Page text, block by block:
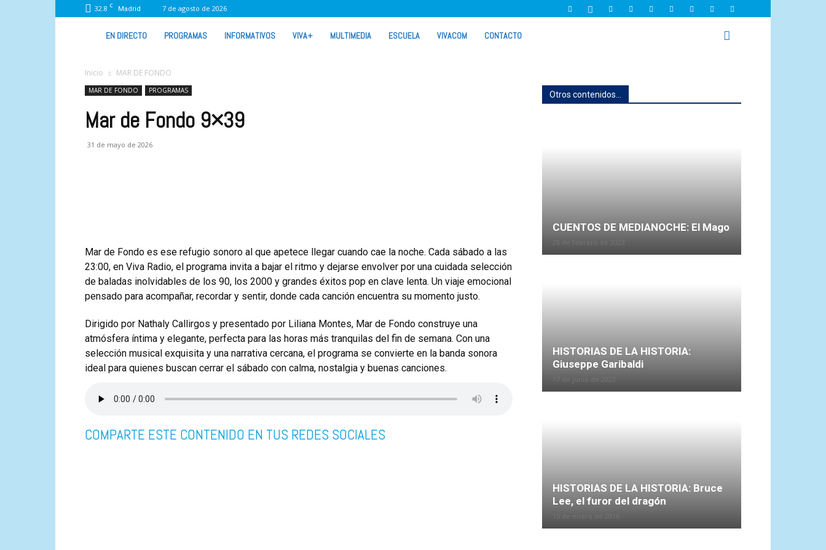
32.8 C Madrid 7 de agosto de 2026
VIVA
RADIO
EN DIRECTO PROGRAMAS INFORMATIVOS VIVA+ MULTIMEDIA ESCUELA VIVACOM CONTACTO
Inicio MAR DE FONDO
MAR DE FONDO PROGRAMAS
Mar de Fondo 9×39
31 de mayo de 2026
Mar de Fondo es ese refugio sonoro al que apetece llegar cuando cae la noche. Cada sábado a las
23:00, en Viva Radio, el programa invita a bajar el ritmo y dejarse envolver por una cuidada selección
de baladas inolvidables de los 90, los 2000 y grandes éxitos pop en clave lenta. Un viaje emocional
pensado para acompañar, recordar y sentir, donde cada canción encuentra su momento justo.
Dirigido por Nathaly Callirgos y presentado por Liliana Montes, Mar de Fondo construye una
atmósfera íntima y elegante, perfecta para las horas más tranquilas del fin de semana. Con una
selección musical exquisita y una narrativa cercana, el programa se convierte en la banda sonora
ideal para quienes buscan cerrar el sábado con calma, nostalgia y buenas canciones.
COMPARTE ESTE CONTENIDO EN TUS REDES SOCIALES
Otros contenidos...
CUENTOS DE MEDIANOCHE: El Mago
HISTORIAS DE LA HISTORIA:
Giuseppe Garibaldi
17 de junio de 2023
HISTORIAS DE LA HISTORIA: Bruce
Lee, el furor del dragón